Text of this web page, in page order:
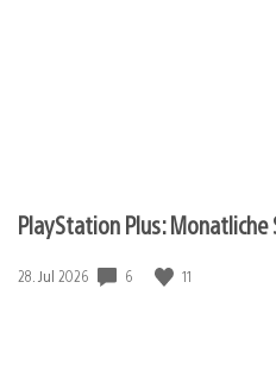
PlayStation Plus:
Veröffentlichungsdatum:
28. Jul 2026 6 11